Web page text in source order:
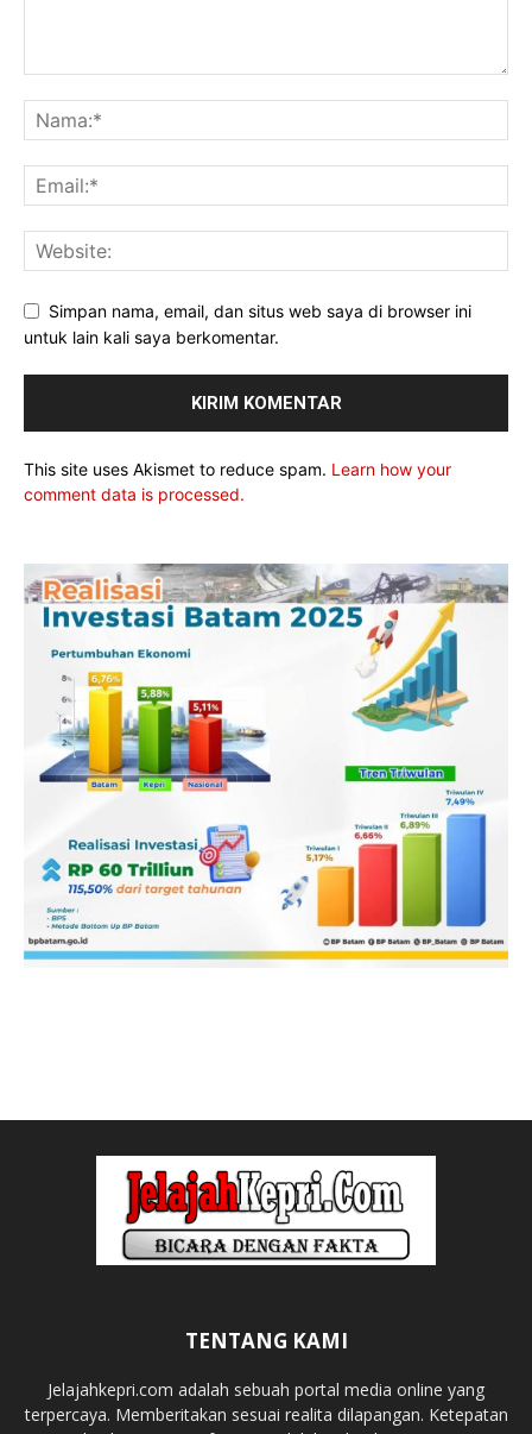
Simpan nama, email, dan situs web saya di browser ini
untuk lain kali saya berkomentar.
This site uses Akismet to reduce spam. Learn how your
comment data is processed.
TENTANG KAMI
Jelajahkepri.com adalah sebuah portal media online yang
terpercaya. Memberitakan sesuai realita dilapangan. Ketepatan